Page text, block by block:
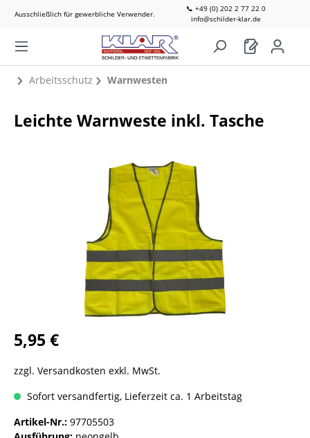
Ausschließlich für gewerbliche Verwender.
📞 +49 (0) 202 2 77 22 0
info@schilder-klar.de
Arbeitsschutz Warnwesten
Leichte Warnweste inkl. Tasche
5,95 €
zzgl. Versandkosten exkl. MwSt.
Sofort versandfertig, Lieferzeit ca. 1 Arbeitstag
Artikel-Nr.: 97705503